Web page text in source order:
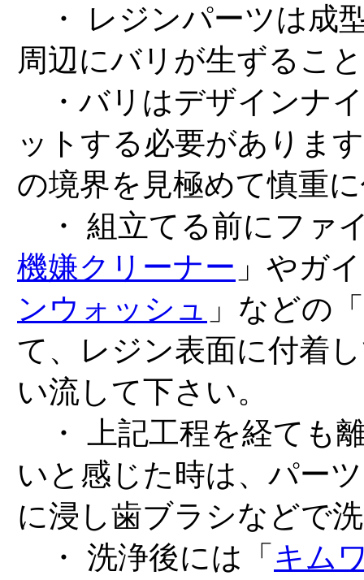
・ レジンパーツは成
周辺にバリが生ずるこ
・バリはデザインナ
ットする必要がありま
の境界を見極めて慎重
・ 組立てる前にファ
機嫌クリーナー 」やガ
ンウォッシュ 」などの「
て、レジン表面に付着
い流して下さい。
・ 上記工程を経ても
いと感じた時は、パー
に浸し歯ブラシなどで
・ 洗浄後には「 キム